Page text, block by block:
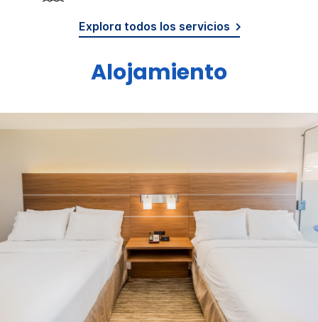
Explora todos los servicios
Alojamiento